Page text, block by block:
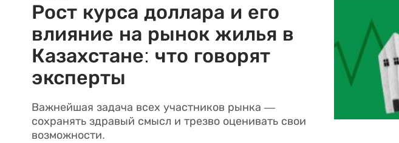
Рост курса доллара и его
влияние на рынок жилья в
Казахстане: что говорят
эксперты
Важнейшая задача всех участников рынка —
сохранять здравый смысл и трезво оценивать свои
возможности.